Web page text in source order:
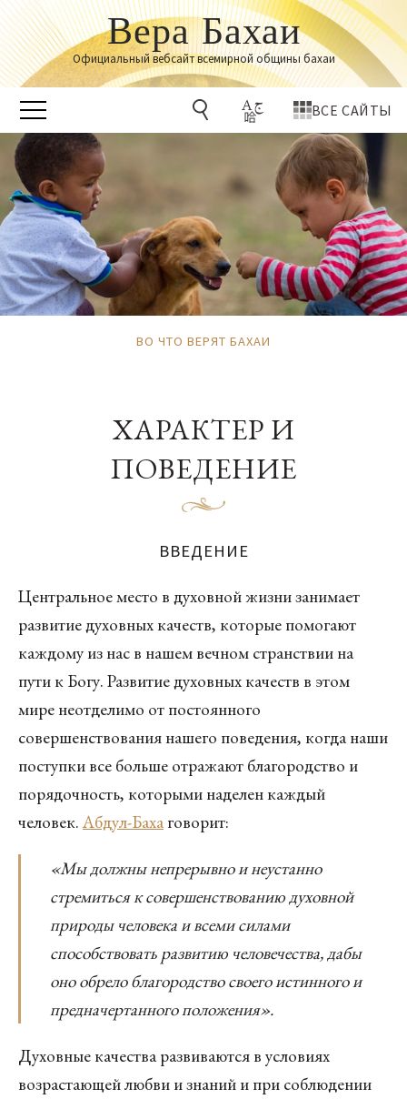
Вера Бахаи
Официальный вебсайт всемирной общины бахаи
ВСЕ САЙТЫ
ВО ЧТО ВЕРЯТ БАХАИ
ХАРАКТЕР И
ПОВЕДЕНИЕ
ВВЕДЕНИЕ
Центральное место в духовной жизни занимает
развитие духовных качеств, которые помогают
каждому из нас в нашем вечном странствии на
пути к Богу. Развитие духовных качеств в этом
мире неотделимо от постоянного
совершенствования нашего поведения, когда наши
поступки все больше отражают благородство и
порядочность, которыми наделен каждый
человек.Абдул-Баха говорит:
«Мы должны непрерывно и неустанно
стремиться к совершенствованию духовной
природы человека и всеми силами
способствовать развитию человечества, дабы
оно обрело благородство своего истинного и
предначертанного положения».
Духовные качества развиваются в условиях
возрастающей любви и знаний и при соблюдении